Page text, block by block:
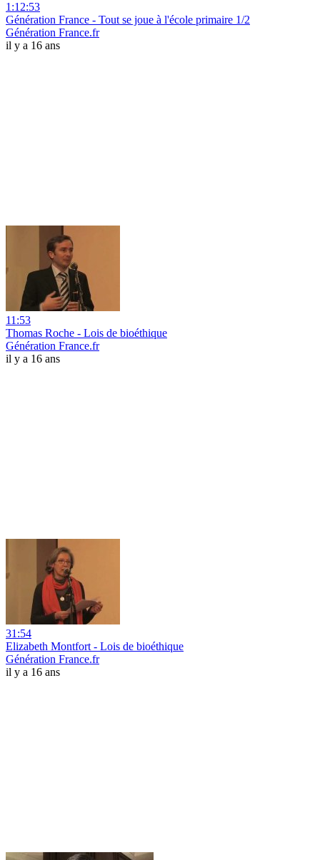
1:12:53
Génération France - Tout se joue à l'école primaire 1/2
Génération France.fr
il y a 16 ans
11:53
Thomas Roche - Lois de bioéthique
Génération France.fr
il y a 16 ans
31:54
Elizabeth Montfort - Lois de bioéthique
Génération France.fr
il y a 16 ans